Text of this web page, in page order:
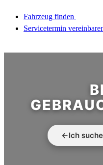
Fahrzeug finden
Servicetermin
←Ich